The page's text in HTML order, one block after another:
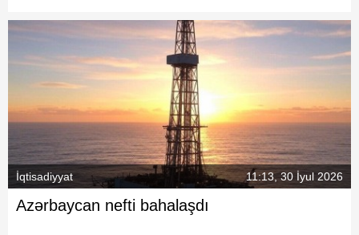
İqtisadiyyat 11:13, 30 İyul 2026
Azərbaycan nefti bahalaşdı